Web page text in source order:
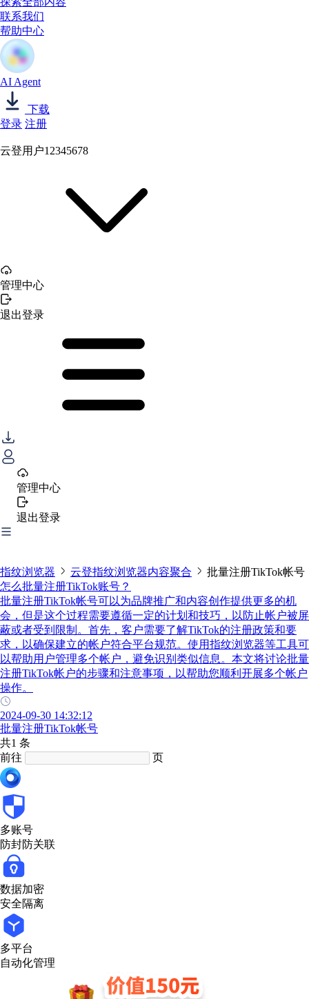
联系我们
帮助中心
AI Agent
下载
登录 注册
云登用户12345678
管理中心
退出登录
管理中心
退出登录
指纹浏览器 云登指纹浏览器内容聚合
批量注册TikTok帐号
怎么批量注册TikTok账号？
批量注册TikTok帐号可以为品牌推广和内容创作提供更多的机
会，但是这个过程需要遵循一定的计划和技巧，以防止帐户被屏
蔽或者受到限制。首先，客户需要了解TikTok的注册政策和要
求，以确保建立的帐户符合平台规范。使用指纹浏览器等工具可
以帮助用户管理多个帐户，避免识别类似信息。本文将讨论批量
注册TikTok帐户的步骤和注意事项，以帮助您顺利开展多个帐户
操作。
2024-09-30 14:32:12
批量注册TikTok帐号
共1 条
前往
页
多账号
防封防关联
数据加密
安全隔离
多平台
自动化管理